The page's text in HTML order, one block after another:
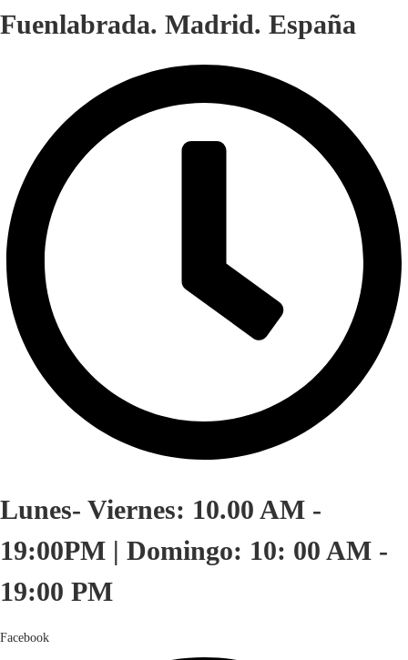
Fuenlabrada. Madrid. España
Lunes- Viernes: 10.00 AM -
19:00PM | Domingo: 10: 00 AM -
19:00 PM
Facebook